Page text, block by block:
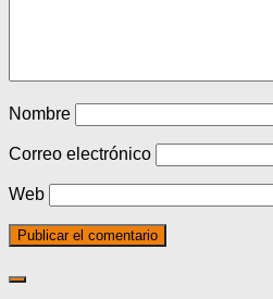
Nombre
Correo electrónico
Web